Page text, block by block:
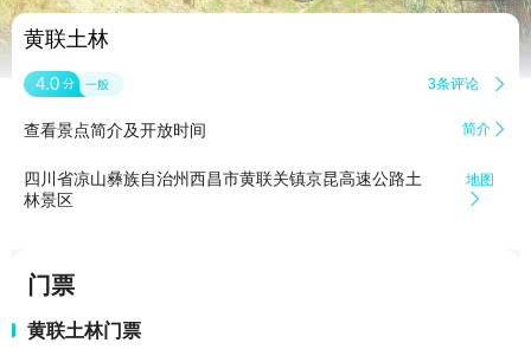
黄联土林
4.0 分 一般 3条评论 
查看景点简介及开放时间 简介 
四川省凉山彝族自治州西昌市黄联关镇京昆高速公路土
林景区
地图

门票
黄联土林门票